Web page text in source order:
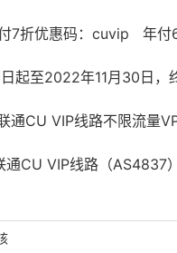
付7折优惠码：cuvip 年
起至2022年11月30日，
通CU VIP线路不限流量
通CU VIP线路（AS4837